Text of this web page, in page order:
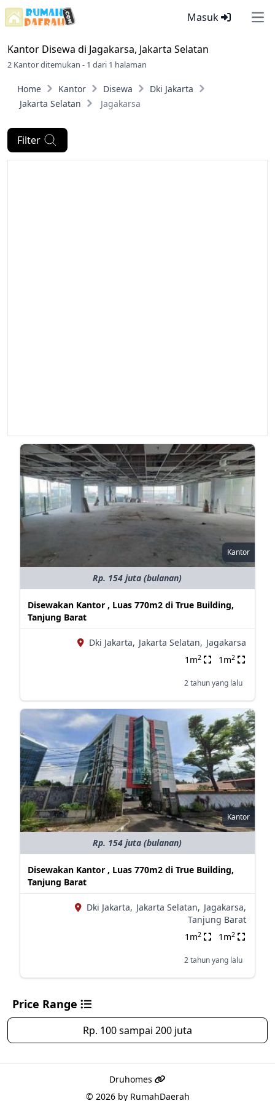
Masuk
Kantor Disewa di Jagakarsa, Jakarta Selatan
2 Kantor ditemukan - 1 dari 1 halaman
Home Kantor Disewa
Dki Jakarta
Jakarta Selatan
Jagakarsa
Filter
Kantor
Rp. 154 juta (bulanan)
Disewakan Kantor , Luas 770m2 di True Building,
Tanjung Barat
Dki Jakarta, Jakarta Selatan, Jagakarsa
1m2 1m2
2 tahun yang lalu
Kantor
Rp. 154 juta (bulanan)
Disewakan Kantor , Luas 770m2 di True Building,
Tanjung Barat
Dki Jakarta, Jakarta Selatan, Jagakarsa,
Tanjung Barat
1m2 1m2
2 tahun yang lalu
Price Range
Rp. 100 sampai 200 juta
Druhomes
© 2026 by RumahDaerah